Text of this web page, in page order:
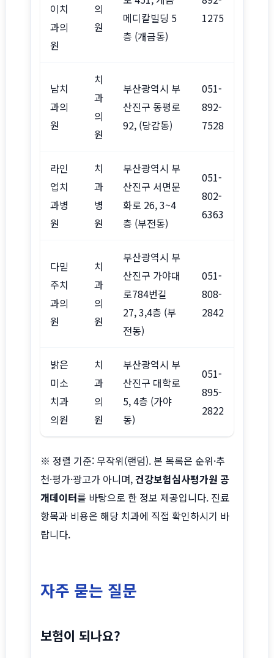
이치
과의
원
의
원
메디칼빌딩 5
층 (개금동)
1275
남치
과의
원
치
과
의
원
부산광역시 부
산진구 동평로
92, (당감동)
051-
892-
7528
라인
업치
과병
원
치
과
병
원
부산광역시 부
산진구 서면문
화로 26, 3~4
층 (부전동)
051-
802-
6363
다믿
주치
과의
원
치
과
의
원
부산광역시 부
산진구 가야대
로784번길
27, 3,4층 (부
전동)
051-
808-
2842
밝은
미소
치과
의원
치
과
의
원
부산광역시 부
산진구 대학로
5, 4층 (가야
동)
051-
895-
2822
※ 정렬 기준: 무작위(랜덤). 본 목록은 순위·추
천·평가·광고가 아니며,건강보험심사평가원 공
개데이터를 바탕으로 한 정보 제공입니다. 진료
항목과 비용은 해당 치과에 직접 확인하시기 바
랍니다.
자주 묻는 질문
보험이 되나요?